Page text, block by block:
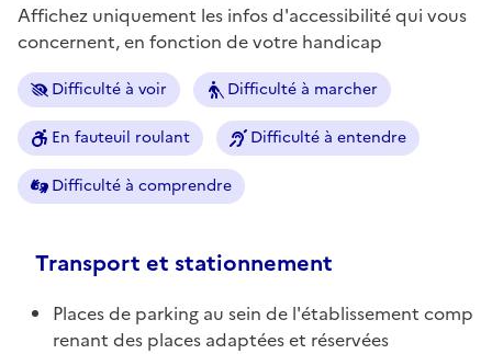
Affichez uniquement les infos d'accessibilité qui vous
concernent, en fonction de votre handicap
Difficulté à voir Difficulté à marcher
En fauteuil roulant Difficulté à entendre
Difficulté à comprendre
Transport et stationnement
Places de parking au sein de l'établissement comp
renant des places adaptées et réservées